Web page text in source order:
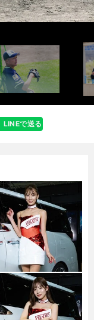
LINEで送る